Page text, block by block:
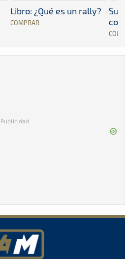
Libro: ¿Qué es un rally?
COMPRAR
Publicidad